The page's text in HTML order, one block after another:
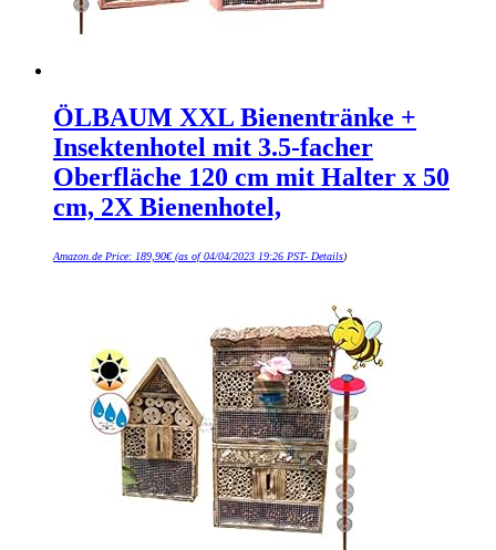
ÖLBAUM XXL Bienentränke +
Insektenhotel mit 3.5-facher
Oberfläche 120 cm mit Halter x 50
cm, 2X Bienenhotel,
Amazon.de Price: 189,90€(as of 04/04/2023 19:26 PST- Details)